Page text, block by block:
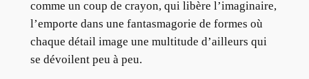
comme un coup de crayon, qui libère l’imaginaire,
l’emporte dans une fantasmagorie de formes où
chaque détail image une multitude d’ailleurs qui
se dévoilent peu à peu.